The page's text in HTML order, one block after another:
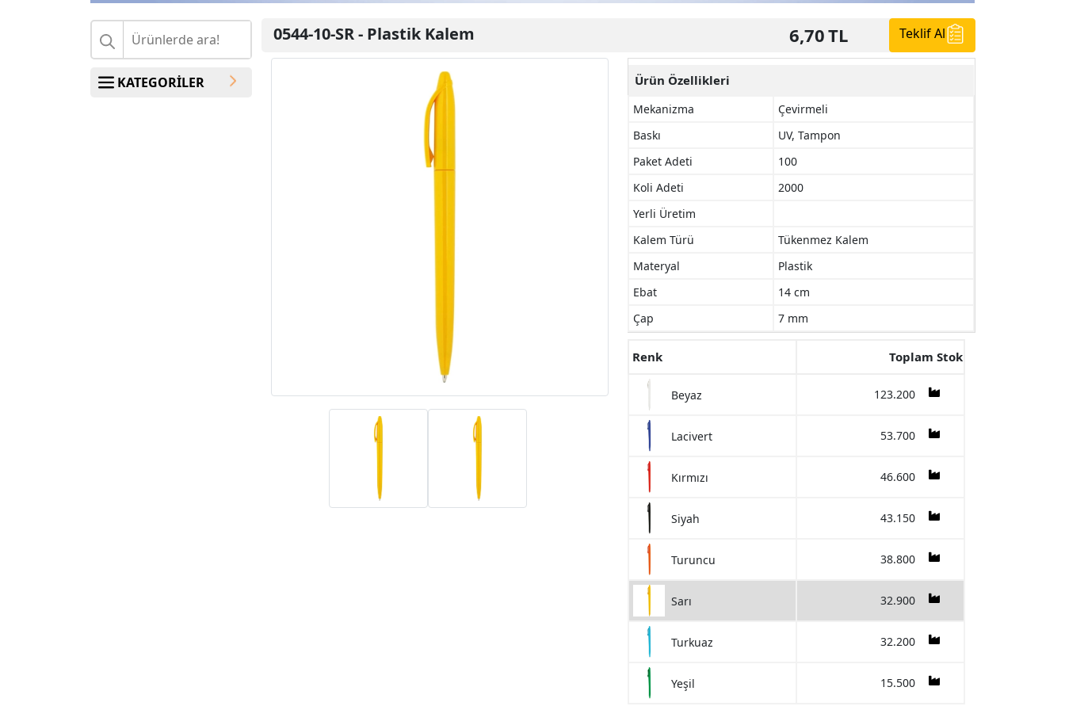
KATEGORİLER
0544-10-SR- Plastik Kalem 6,70TL Teklif Al
Ürün Özellikleri
Mekanizma
Çevirmeli
Baskı
UV, Tampon
Paket Adeti
100
Koli Adeti
2000
Yerli Üretim
Kalem Türü
Tükenmez Kalem
Materyal
Plastik
Ebat
14 cm
Çap
7 mm
Renk Toplam Stok
Beyaz 123.200
Lacivert 53.700
Kırmızı 46.600
Siyah 43.150
Turuncu 38.800
Sarı 32.900
Turkuaz 32.200
Yeşil 15.500